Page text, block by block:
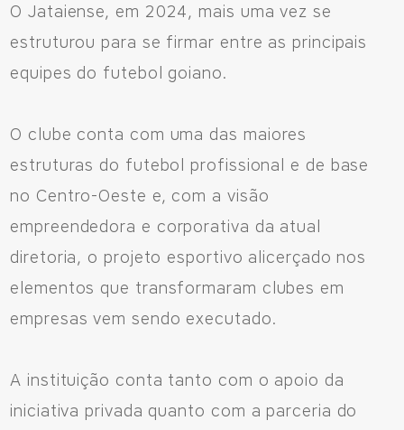
O Jataiense, em 2024, mais uma vez se
estruturou para se firmar entre as principais
equipes do futebol goiano.
O clube conta com uma das maiores
estruturas do futebol profissional e de base
no Centro-Oeste e, com a visão
empreendedora e corporativa da atual
diretoria, o projeto esportivo alicerçado nos
elementos que transformaram clubes em
empresas vem sendo executado.
A instituição conta tanto com o apoio da
iniciativa privada quanto com a parceria do